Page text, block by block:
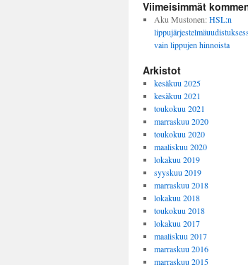
Viimeisimmät
Aku Mustonen:HSL:n
vain lippujen hinnoista
Arkistot
kesäkuu 2025
kesäkuu 2021
toukokuu 2021
marraskuu 2020
toukokuu 2020
maaliskuu 2020
lokakuu 2019
syyskuu 2019
marraskuu 2018
lokakuu 2018
toukokuu 2018
lokakuu 2017
maaliskuu 2017
marraskuu 2016
marraskuu 2015